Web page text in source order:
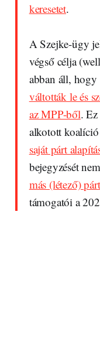
keresetet.
A Szejke-ügy
végső célja
abban áll,
váltották le és
az MPP-ből.
alkotott koalíció
saját párt
bejegyzését
más (létező)
támogatói a